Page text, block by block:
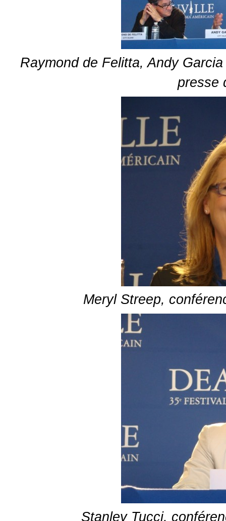
Raymond de Felitta, Andy
presse
Meryl Streep,
Stanley Tucci,